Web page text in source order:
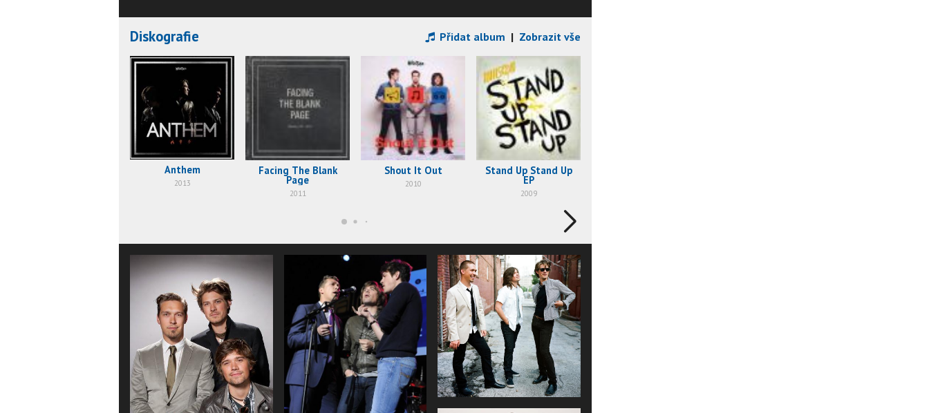
Diskografie Přidat album | Zobrazit vše
Anthem
2013
Facing The Blank
Page
2011
Shout It Out
2010
Stand Up Stand Up
EP
2009